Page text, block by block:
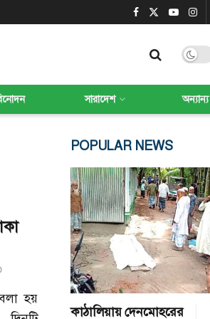
সারাদেশ অন্যান্য
হয়
POPULAR NEWS
কাঠালিয়ায় দেনমোহরের